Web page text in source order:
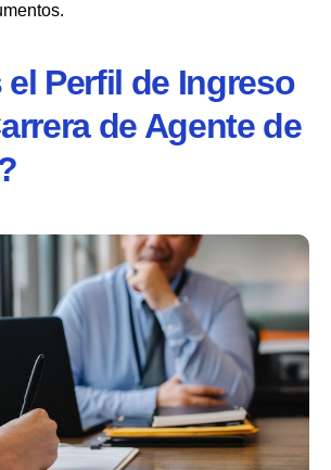
el Perfil de Ingreso
de Agente de